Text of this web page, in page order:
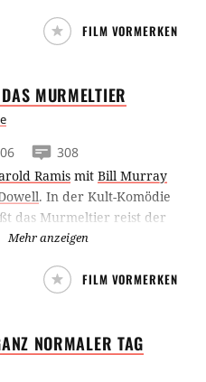
L. Jackson) Bargeld
der einfache Plan ist
FILM VORMERKEN
MURMELTIER
308
Ramis mit Bill Murray
. In der Kult-Komödie
das Murmeltier reist der
Bill Murray in ein
und wird dort in
gefangen.
Mehr anzeigen
FILM VORMERKEN
NORMALER TAG